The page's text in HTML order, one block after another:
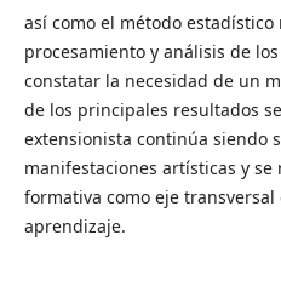
así como el método
procesamiento y análisis de
constatar la necesidad de un
de los principales resultados
extensionista continúa siendo
manifestaciones artísticas y
formativa como eje transversal
aprendizaje.